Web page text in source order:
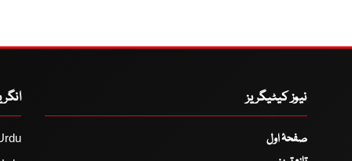
نیوز کیٹیگریز
صفحۂ اول